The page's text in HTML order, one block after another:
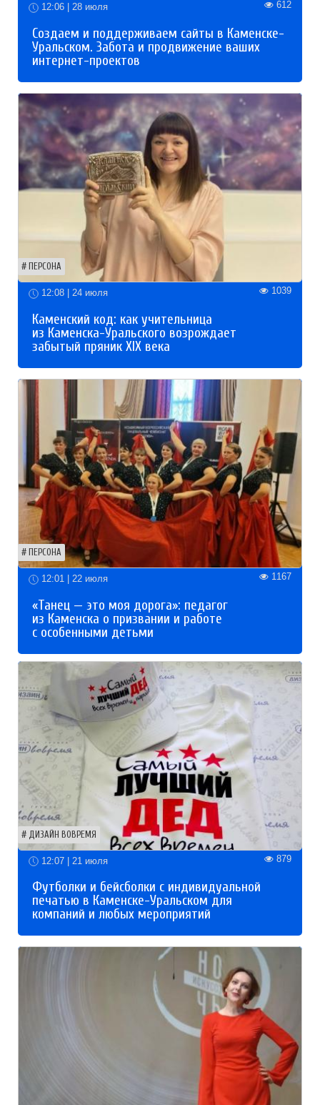
12:06 | 28 июля 612
Создаем и поддерживаем сайты в Каменске-
Уральском. Забота и продвижение ваших
интернет-проектов
ПЕРСОНА
12:08 | 24 июля 1039
Каменский код: как учительница
из Каменска-Уральского возрождает
забытый пряник XIX века
ПЕРСОНА
12:01 | 22 июля 1167
«Танец — это моя дорога»: педагог
из Каменска о призвании и работе
с особенными детьми
ДИЗАЙН ВОВРЕМЯ
12:07 | 21 июля 879
Футболки и бейсболки с индивидуальной
печатью в Каменске-Уральском для
компаний и любых мероприятий